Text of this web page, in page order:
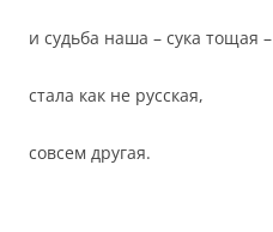
и судьба наша – сука тощая –
стала как не русская,
совсем другая.